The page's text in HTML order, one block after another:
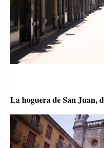
La hoguera de San Juan,